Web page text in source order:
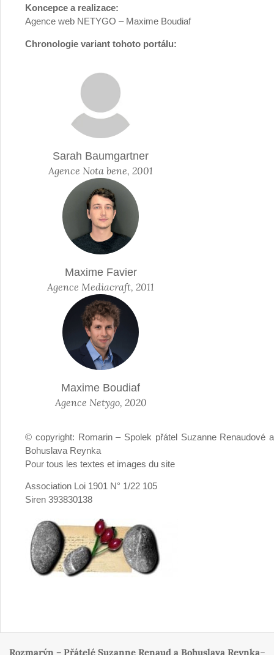
Koncepce a realizace:
Agence web NETYGO – Maxime Boudiaf
Chronologie variant tohoto portálu:
Sarah Baumgartner
Agence Nota bene, 2001
Maxime Favier
Agence Mediacraft, 2011
Maxime Boudiaf
Agence Netygo, 2020
© copyright: Romarin – Spolek přátel Suzanne Renaudové a
Bohuslava Reynka
Pour tous les textes et images du site
Association Loi 1901 N° 1/22 105
Siren 393830138
Rozmarýn – Přátelé Suzanne Renaud a Bohuslava Reynka–